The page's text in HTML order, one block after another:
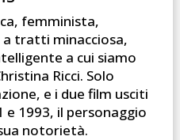
femminista,
tratti minacciosa,
a cui siamo
Ricci. Solo
e i due film usciti
1993, il personaggio
notorietà.